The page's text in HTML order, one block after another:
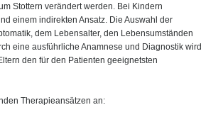
Stottern verändert werden. Bei Kindern
einem indirekten Ansatz. Die Auswahl der
dem Lebensalter, den Lebensumständen
eine ausführliche Anamnese und Diagnostik wird
den für den Patienten geeignetsten
Therapieansätzen an: